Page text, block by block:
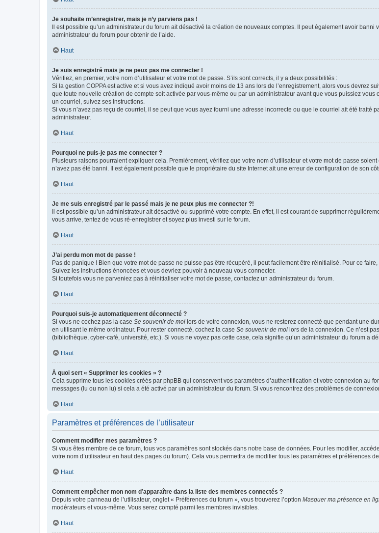
Je souhaite m’enregistrer, mais je n’y parviens pas !
Il est possible qu’un administrateur du forum ait désactivé la création de nouveaux comptes. Il peut également avoir
administrateur du forum pour obtenir de l’aide.
Haut
Je suis enregistré mais je ne peux pas me connecter !
Vérifiez, en premier, votre nom d’utilisateur et votre mot de passe. S’ils sont corrects, il y a deux possibilités :
Si la gestion COPPA est active et si vous avez indiqué avoir moins de 13 ans lors de l’enregistrement, alors vous devrez
que toute nouvelle création de compte soit activée par vous-même ou par un administrateur avant que vous puissiez
un courriel, suivez ses instructions.
Si vous n’avez pas reçu de courriel, il se peut que vous ayez fourni une adresse incorrecte ou que le courriel ait été traité
administrateur.
Haut
Pourquoi ne puis-je pas me connecter ?
Plusieurs raisons pourraient expliquer cela. Premièrement, vérifiez que votre nom d’utilisateur et votre mot de passe
n’avez pas été banni. Il est également possible que le propriétaire du site Internet ait une erreur de configuration de son
Haut
Je me suis enregistré par le passé mais je ne peux plus me connecter ?!
Il est possible qu’un administrateur ait désactivé ou supprimé votre compte. En effet, il est courant de supprimer
vous arrive, tentez de vous ré-enregistrer et soyez plus investi sur le forum.
Haut
J’ai perdu mon mot de passe !
Pas de panique ! Bien que votre mot de passe ne puisse pas être récupéré, il peut facilement être réinitialisé. Pour ce
Suivez les instructions énoncées et vous devriez pouvoir à nouveau vous connecter.
Si toutefois vous ne parveniez pas à réinitialiser votre mot de passe, contactez un administrateur du forum.
Haut
Pourquoi suis-je automatiquement déconnecté ?
Si vous ne cochez pas la case Se souvenir de moi lors de votre connexion, vous ne resterez connecté que pendant une
en utilisant le même ordinateur. Pour rester connecté, cochez la case Se souvenir de moi lors de la connexion. Ce n’est
(bibliothèque, cyber-café, université, etc.). Si vous ne voyez pas cette case, cela signifie qu’un administrateur du forum a
Haut
À quoi sert « Supprimer les cookies » ?
Cela supprime tous les cookies créés par phpBB qui conservent vos paramètres d’authentification et votre connexion au
messages (lu ou non lu) si cela a été activé par un administrateur du forum. Si vous rencontrez des problèmes de
Haut
Paramètres et préférences de l’utilisateur
Comment modifier mes paramètres ?
Si vous êtes membre de ce forum, tous vos paramètres sont stockés dans notre base de données. Pour les modifier,
votre nom d’utilisateur en haut des pages du forum). Cela vous permettra de modifier tous les paramètres et préférences
Haut
Comment empêcher mon nom d’apparaître dans la liste des membres connectés ?
Depuis votre panneau de l’utilisateur, onglet « Préférences du forum », vous trouverez l’option Masquer ma présence en
modérateurs et vous-même. Vous serez compté parmi les membres invisibles.
Haut